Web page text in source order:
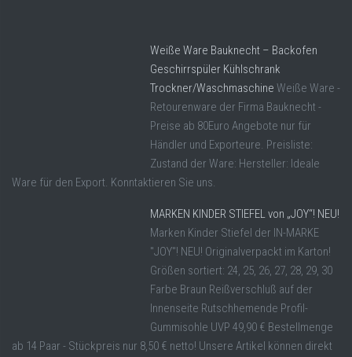
Weiße Ware Bauknecht – Backofen
Geschirrspüler Kühlschrank
Trockner/Waschmaschine Weiße Ware -
Retourenware der Firma Bauknecht -
Preise ab 80Euro Angebote nur für
Händler und Exporteure. Preisliste:
Zustand der Ware: Hersteller: Ideale
Ware für den Export. Konntaktieren Sie uns.
MARKEN KINDER STIEFEL von „JOY“! NEU!
Marken Kinder Stiefel der IN-MARKE
"JOY"! NEU! Originalverpackt im Karton!
Größen sortiert: 24, 25, 26, 27, 28, 29, 30
Farbe Braun Reißverschluß auf der
Innenseite Rutschhemende Profil-
Gummisohle UVP 49,90 € Bestellmenge
ab 14 Paar - Stückpreis nur 8,50 € netto! Unsere Artikel können direkt